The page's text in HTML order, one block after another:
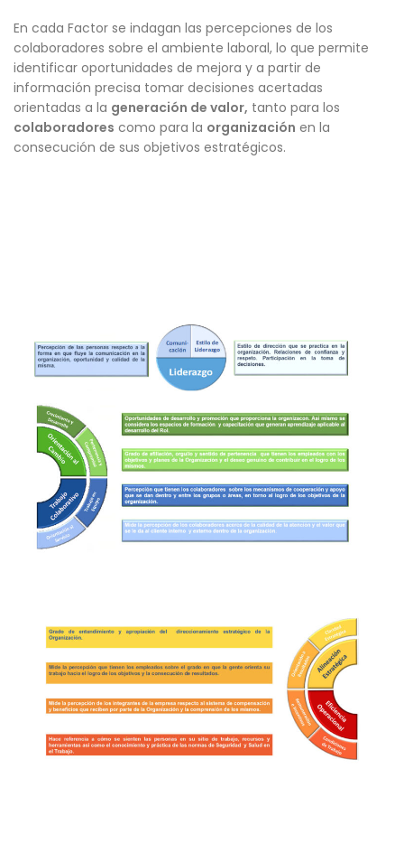
En cada Factor se indagan las percepciones de los
colaboradores sobre el ambiente laboral, lo que permite
identificar oportunidades de mejora y a partir de
información precisa tomar decisiones acertadas
orientadas a la generación de valor, tanto para los
colaboradores como para la organización en la
consecución de sus objetivos estratégicos.